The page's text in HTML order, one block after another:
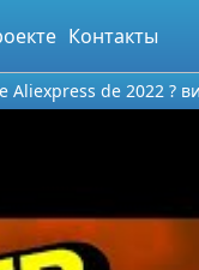
Контакты
Aliexpress de 2022 ?